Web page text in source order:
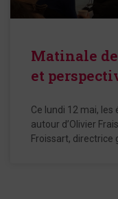
Matinale
et
Ce lundi 12 mai,
autour d’Olivier
Froissart, directrice